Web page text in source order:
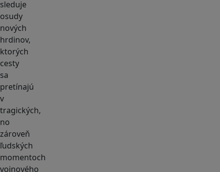
sleduje
osudy
nových
hrdinov,
ktorých
cesty
sa
pretínajú
v
tragických,
no
zároveň
ľudských
momentoch
vojnového